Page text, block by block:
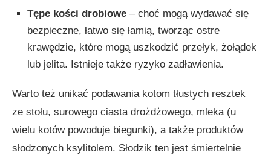
Tępe kości drobiowe – choć mogą wydawać się
bezpieczne, łatwo się łamią, tworząc ostre
krawędzie, które mogą uszkodzić przełyk, żołądek
lub jelita. Istnieje także ryzyko zadławienia.
Warto też unikać podawania kotom tłustych resztek
ze stołu, surowego ciasta drożdżowego, mleka (u
wielu kotów powoduje biegunki), a także produktów
słodzonych ksylitolem. Słodzik ten jest śmiertelnie